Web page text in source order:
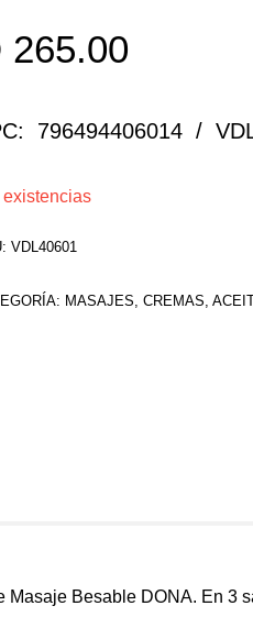
265.00
796494406014 /
existencias
VDL40601
MASAJES, CREMAS,
Besable DONA. En 3